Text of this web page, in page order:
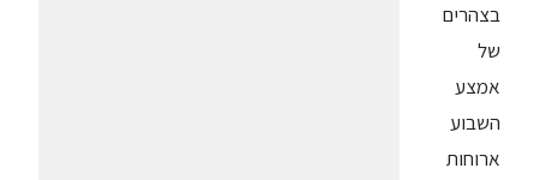
בצהרים
של
אמצע
השבוע
ארוחות